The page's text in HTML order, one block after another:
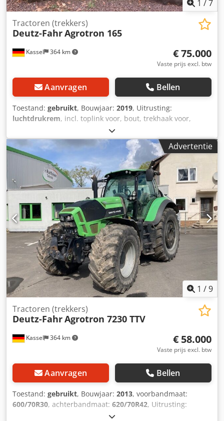
1 /7
Kassel 364 km
Tractoren (trekkers)
Deutz-FahrAgrotron 165
€ 75.000
Vaste prijs excl. btw
Aanvragen Bellen
Toestand: gebruikt, Bouwjaar: 2019, Uitrusting:
luchtdrukrem, incl. toplink voor, bout, trekhaak voor,
toplink achter automatisch / K80 aanhangkoppeling, 1/4
dieseltank, 1/2 AdBlue Dcedpfjtdm Dyjx Agyok
Advertentie
1 /9
Kassel 364 km
Tractoren (trekkers)
Deutz-FahrAgrotron 7230 TTV
€ 58.000
Vaste prijs excl. btw
Aanvragen Bellen
Toestand: gebruikt, Bouwjaar: 2013, voorbandmaat:
600/70R30, achterbandmaat: 620/70R42, Uitrusting:
, Wielgewichten Djdpstgpgcjfx Agyeck